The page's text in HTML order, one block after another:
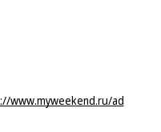
www.myweekend.ru/ad